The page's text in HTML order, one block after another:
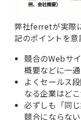
弊社ferretが実際
記のポイントを意
競合のWebサ
概要などに一
よくセールス
なる企業はど
必ずしも「同
競合にならな